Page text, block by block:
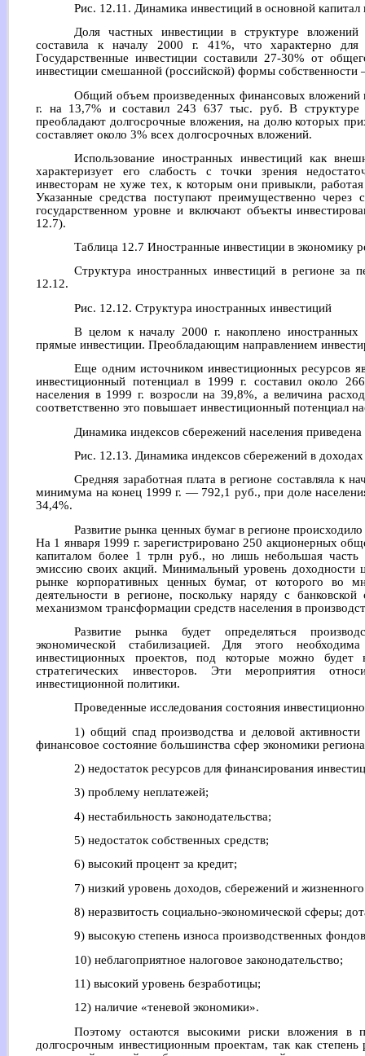
Рис. 12.11. Динамика инвестиций в основной
Доля частных инвестиции в структуре
составила к началу 2000 г. 41%, что характерно
Государственные инвестиции составили 27-30% от
инвестиции смешанной (российской) формы
Общий объем произведенных финансовых вложений
г. на 13,7% и составил 243 637 тыс. руб. В структуре
преобладают долгосрочные вложения, на долю которых
составляет около 3% всех долгосрочных вложений.
Использование иностранных инвестиций как
характеризует его слабость с точки зрения
инвесторам не хуже тех, к которым они привыкли,
Указанные средства поступают преимущественно
государственном уровне и включают объекты
12.7).
Таблица 12.7 Иностранные инвестиции в экономику
Структура иностранных инвестиций в регионе за
12.12.
Рис. 12.12. Структура иностранных инвестиций
В целом к началу 2000 г. накоплено
прямые инвестиции. Преобладающим направлением
Еще одним источником инвестиционных ресурсов
инвестиционный потенциал в 1999 г. составил около
населения в 1999 г. возросли на 39,8%, а величина
соответственно это повышает инвестиционный потенциал
Динамика индексов сбережений населения
Рис. 12.13. Динамика индексов сбережений в доходах
Средняя заработная плата в регионе составляла к
минимума на конец 1999 г. — 792,1 руб., при доле
34,4%.
Развитие рынка ценных бумаг в регионе
На 1 января 1999 г. зарегистрировано 250 акционерных
капиталом более 1 трлн руб., но лишь небольшая часть
эмиссию своих акций. Минимальный уровень доходности
рынке корпоративных ценных бумаг, от которого во
деятельности в регионе, поскольку наряду с
механизмом трансформации средств населения в
Развитие рынка будет определяться
экономической стабилизацией. Для этого
инвестиционных проектов, под которые можно будет
стратегических инвесторов. Эти мероприятия
инвестиционной политики.
Проведенные исследования состояния
1) общий спад производства и деловой
финансовое состояние большинства сфер экономики
2) недостаток ресурсов для финансирования
3) проблему неплатежей;
4) нестабильность законодательства;
5) недостаток собственных средств;
6) высокий процент за кредит;
7) низкий уровень доходов, сбережений и
8) неразвитость социально-экономической сферы;
9) высокую степень износа производственных
10) неблагоприятное налоговое законодательство;
11) высокий уровень безработицы;
12) наличие «теневой экономики».
Поэтому остаются высокими риски вложения в
долгосрочным инвестиционным проектам, так как